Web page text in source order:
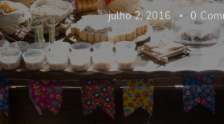
julho 2, 2016 0